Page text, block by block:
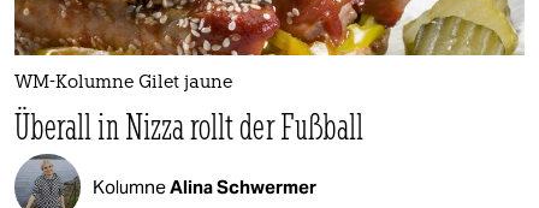
sport
berlin
nord
wahrheit
WM-Kolumne Gilet jaune
Überall in Nizza rollt der Fußball
KolumneAlina Schwermer